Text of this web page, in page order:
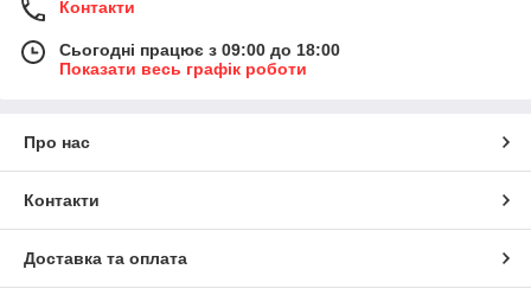
Контакти
Сьогодні працює з 09:00 до 18:00
Показати весь графік роботи
Про нас
Контакти
Доставка та оплата